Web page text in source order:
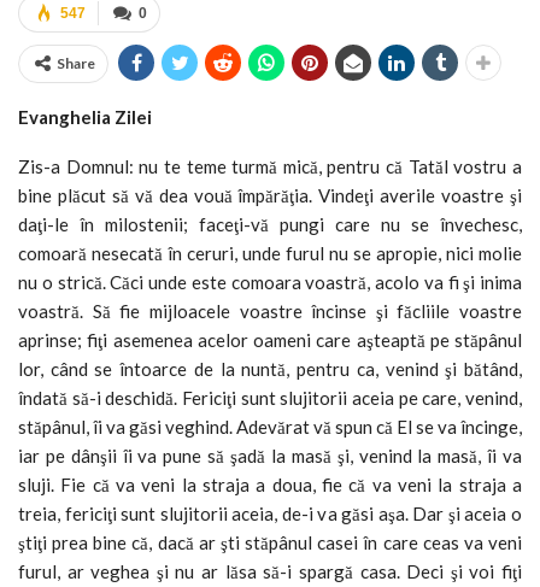
0
547
Share
Evanghelia Zilei
Zis-a Domnul: nu te teme turmă mică, pentru că Tatăl vostru a
bine plăcut să vă dea vouă împărăţia. Vindeţi averile voastre şi
daţi-le în milostenii; faceţi-vă pungi care nu se învechesc,
comoară nesecată în ceruri, unde furul nu se apropie, nici molie
nu o strică. Căci unde este comoara voastră, acolo va fi şi inima
voastră. Să fie mijloacele voastre încinse şi făcliile voastre
aprinse; fiţi asemenea acelor oameni care aşteaptă pe stăpânul
lor, când se întoarce de la nuntă, pentru ca, venind şi bătând,
îndată să-i deschidă. Fericiţi sunt slujitorii aceia pe care, venind,
stăpânul, îi va găsi veghind. Adevărat vă spun că El se va încinge,
iar pe dânşii îi va pune să şadă la masă şi, venind la masă, îi va
sluji. Fie că va veni la straja a doua, fie că va veni la straja a
treia, fericiţi sunt slujitorii aceia, de-i va găsi aşa. Dar şi aceia o
ştiţi prea bine că, dacă ar şti stăpânul casei în care ceas va veni
furul, ar veghea şi nu ar lăsa să-i spargă casa. Deci şi voi fiţi